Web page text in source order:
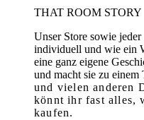
THAT ROOM STORY
Unser Store sowie jeder
individuell und wie ein
eine ganz eigene
und macht sie zu einem
und vielen anderen
könnt ihr fast alles,
kaufen.